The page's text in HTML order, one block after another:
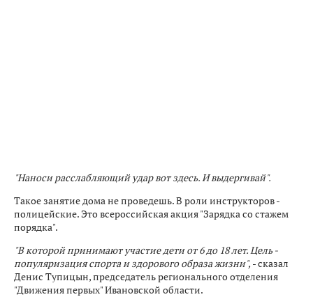
"Наноси расслабляющий удар вот здесь. И выдергивай".
Такое занятие дома не проведешь. В роли инструкторов -
полицейские. Это всероссийская акция "Зарядка со стажем
порядка".
"В которой принимают участие дети от 6 до 18 лет. Цель -
популяризация спорта и здорового образа жизни", - сказал
Денис Тупицын, председатель регионального отделения
"Движения первых" Ивановской области.